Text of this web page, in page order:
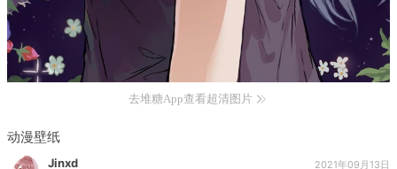
去堆糖App查看超清图片
动漫壁纸
Jinxd 2021年09月13日